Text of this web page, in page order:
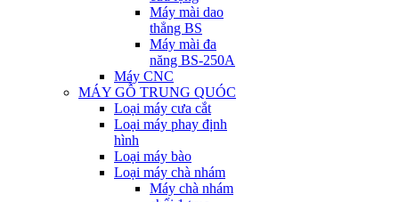
Máy mài dao
thẳng BS
Máy mài đa
năng BS-250A
Máy CNC
MÁY GỖ TRUNG QUÓC
Loại máy cưa cắt
Loại máy phay định
hình
Loại máy bào
Loại máy chà nhám
Máy chà nhám